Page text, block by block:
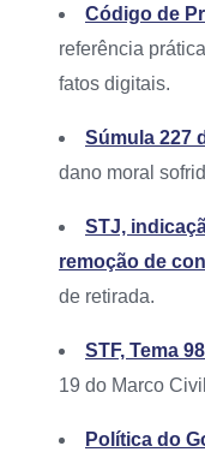
Código de
referência
fatos digitais.
Súmula 227
dano moral
STJ,
remoção de
de retirada.
STF, Tema
19 do Marco
Política do